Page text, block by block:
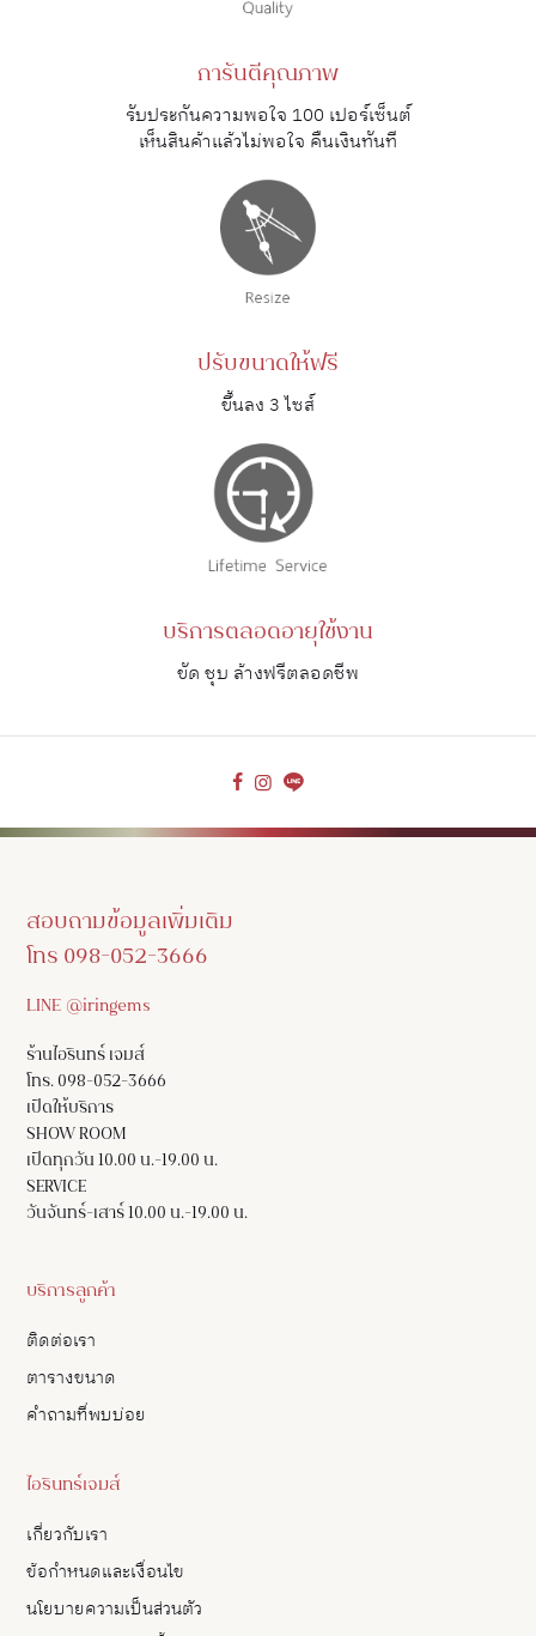
การันตีคุณภาพ
รับประกันความพอใจ 100 เปอร์เซ็นต์
เห็นสินค้าแล้วไม่พอใจ คืนเงินทันที
ปรับขนาดให้ฟรี
ขึ้นลง 3 ไซส์
บริการตลอดอายุใช้งาน
ขัด ชุบ ล้างฟรีตลอดชีพ
สอบถามข้อมูลเพิ่มเติม
โทร 098-052-3666
LINE @iringems
ร้านไอรินทร์ เจมส์
โทร. 098-052-3666
เปิดให้บริการ
SHOW ROOM
เปิดทุกวัน 10.00 น.-19.00 น.
SERVICE
วันจันทร์-เสาร์ 10.00 น.-19.00 น.
บริการลูกค้า
ติดต่อเรา
ตารางขนาด
คำถามที่พบบ่อย
ไอรินทร์เจมส์
เกี่ยวกับเรา
ข้อกำหนดและเงื่อนไข
นโยบายความเป็นส่วนตัว